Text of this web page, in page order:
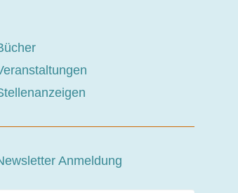
Anmeldung